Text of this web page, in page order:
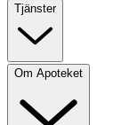
Tjänster
Om Apoteket